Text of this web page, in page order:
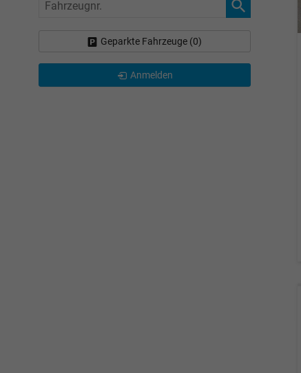
Geparkte Fahrzeuge (0)
Anmelden